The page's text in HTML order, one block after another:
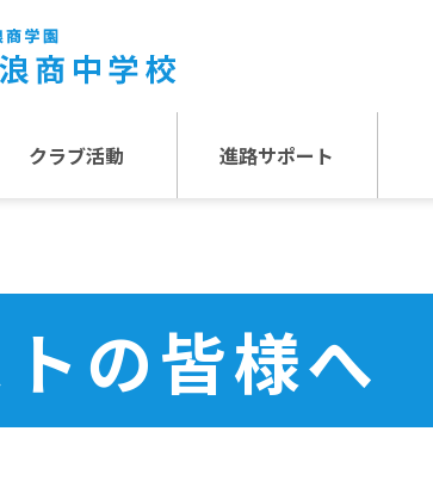
クラブ活動 進路サポート
の皆様へ